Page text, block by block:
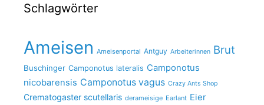
Schlagwörter
Ameisen Ameisenportal Antguy Arbeiterinnen Brut
Buschinger Camponotus lateralis Camponotus
nicobarensis Camponotus vagus Crazy Ants Shop
Crematogaster scutellaris derameisige Earlant Eier